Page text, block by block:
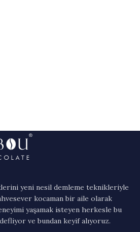
yeni nesil demleme teknikleriyle
kocaman bir aile olarak
yaşamak isteyen herkesle bu
ve bundan keyif alıyoruz.